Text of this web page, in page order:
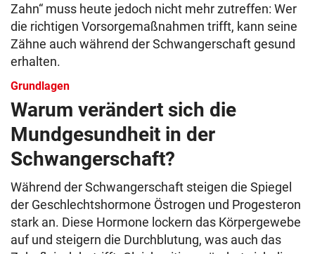
Zahn“ muss heute jedoch nicht mehr zutreffen: Wer
die richtigen Vorsorgemaßnahmen trifft, kann seine
Zähne auch während der Schwangerschaft gesund
erhalten.
Grundlagen
Warum verändert sich die
Mundgesundheit in der
Schwangerschaft?
Während der Schwangerschaft steigen die Spiegel
der Geschlechtshormone Östrogen und Progesteron
stark an. Diese Hormone lockern das Körpergewebe
auf und steigern die Durchblutung, was auch das